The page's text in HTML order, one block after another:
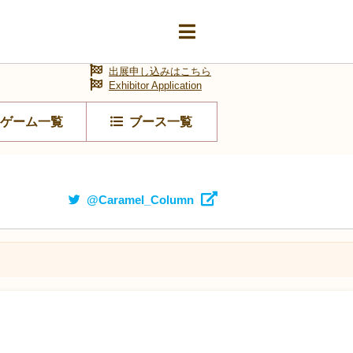
ゲーム一覧 ブース一覧
出展申し込みはこちら
Exhibitor Application
@Caramel_Column